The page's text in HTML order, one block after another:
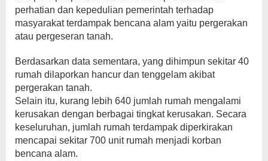
perhatian dan kepedulian pemerintah terhadap
masyarakat terdampak bencana alam yaitu pergerakan
atau pergeseran tanah.
Berdasarkan data sementara, yang dihimpun sekitar 40
rumah dilaporkan hancur dan tenggelam akibat
pergerakan tanah.
Selain itu, kurang lebih 640 jumlah rumah mengalami
kerusakan dengan berbagai tingkat kerusakan. Secara
keseluruhan, jumlah rumah terdampak diperkirakan
mencapai sekitar 700 unit rumah menjadi korban
bencana alam.